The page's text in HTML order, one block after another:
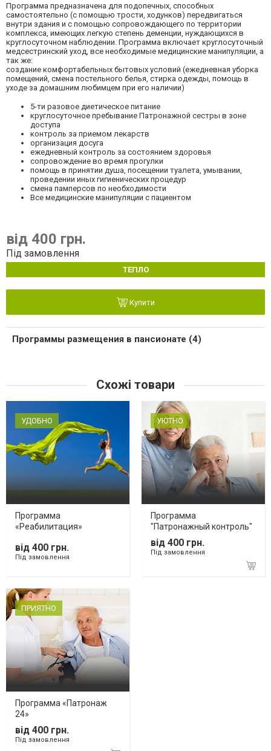
Программа предназначена для подопечных, способных
самостоятельно (с помощью трости, ходунков) передвигаться
внутри здания и с помощью сопровождающего по территории
комплекса, имеющих легкую степень деменции, нуждающихся в
круглосуточном наблюдении. Программа включает круглосуточный
медсестринский уход, все необходимые медицинские манипуляции, а
так же:
создание комфортабельных бытовых условий (ежедневная уборка
помещений, смена постельного белья, стирка одежды, помощь в
уходе за домашним любимцем при его наличии)
5-ти разовое диетическое питание
круглосуточное пребывание Патронажной сестры в зоне
доступа
контроль за приемом лекарств
организация досуга
ежедневный контроль за состоянием здоровья
сопровождение во время прогулки
помощь в принятии душа, посещении туалета, умывании,
проведении иных гигиенических процедур
смена памперсов по необходимости
Все медицинские манипуляции с пациентом
від 400 грн.
Під замовлення
ТЕПЛО
Купити
Программы размещения в пансионате (4)
Схожі товари
УДОБНО
Программа
«Реабилитация»
від 400 грн.
Під замовлення
УЮТНО
Программа
"Патронажный контроль"
від 400 грн.
Під замовлення
ПРИЯТНО
Программа «Патронаж
24»
від 400 грн.
Під замовлення